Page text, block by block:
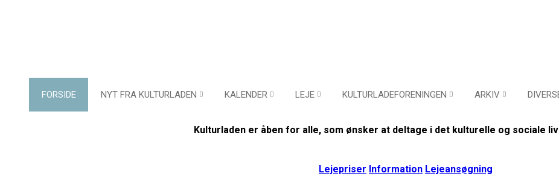
FORSIDE NYT FRA KULTURLADEN KALENDER LEJE KULTURLADEFORENINGEN ARKIV
Kulturladen er åben for alle, som ønsker at deltage i det kulturelle og sociale
Lejepriser Information Lejeansøgning